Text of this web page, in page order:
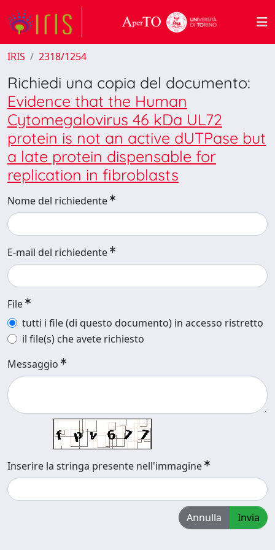
IRIS 2318/1254
Richiedi una copia del documento:
Evidence that the Human
Cytomegalovirus 46 kDa UL72
protein is not an active dUTPase but
a late protein dispensable for
replication in fibroblasts
Nome del richiedente
E-mail del richiedente
File
tutti i file (di questo documento) in accesso ristretto
il file(s) che avete richiesto
Messaggio
Inserire la stringa presente nell'immagine
Annulla Invia